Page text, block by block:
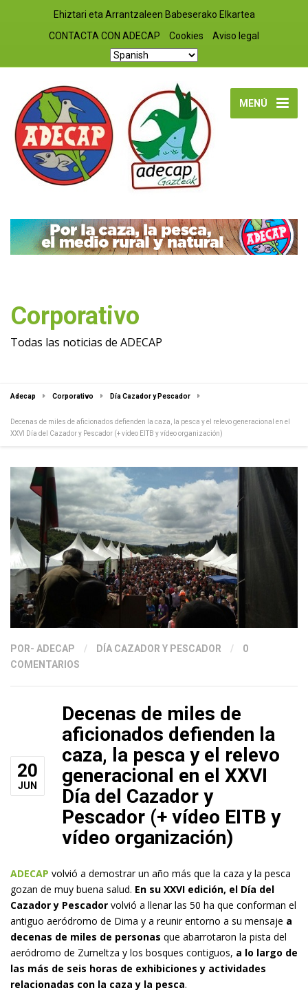
Ehiztari eta Arrantzaleen Babeserako Elkartea
CONTACTA CON ADECAP
Cookies Aviso legal
MENÚ
Corporativo
Todas las noticias de ADECAP
Adecap Corporativo Día Cazador y Pescador
Decenas de miles de aficionados defienden la caza, la pesca y el relevo generacional en el
XXVI Día del Cazador y Pescador (+ vídeo EITB y vídeo organización)
POR- ADECAP / DÍA CAZADOR Y PESCADOR /
0
COMENTARIOS
20
JUN
Decenas de miles de
aficionados defienden la
caza, la pesca y el relevo
generacional en el XXVI
Día del Cazador y
Pescador (+ vídeo EITB y
vídeo organización)
ADECAP volvió a demostrar un año más que la caza y la pesca
gozan de muy buena salud. En su XXVI edición, el Día del
Cazador y Pescador volvió a llenar las 50 ha que conforman el
antiguo aeródromo de Dima y a reunir entorno a su mensaje a
decenas de miles de personas que abarrotaron la pista del
aeródromo de Zumeltza y los bosques contiguos, a lo largo de
las más de seis horas de exhibiciones y actividades
relacionadas con la caza y la pesca.